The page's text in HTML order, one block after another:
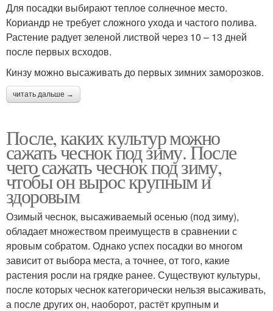
Для посадки выбирают теплое солнечное место.
Кориандр не требует сложного ухода и частого полива.
Растение радует зеленой листвой через 10 – 13 дней
после первых всходов.
Кинзу можно высаживать до первых зимних заморозков.
читать дальше →
После, каких культур можно
сажать чеснок под зиму. После
чего сажать чеснок под зиму,
чтобы он вырос крупным и
здоровым
Озимый чеснок, высаживаемый осенью (под зиму),
обладает множеством преимуществ в сравнении с
яровым собратом. Однако успех посадки во многом
зависит от выбора места, а точнее, от того, какие
растения росли на грядке ранее. Существуют культуры,
после которых чеснок категорически нельзя высаживать,
а после других он, наоборот, растёт крупным и